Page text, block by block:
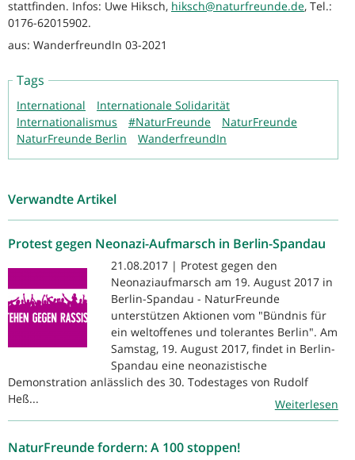
stattfinden. Infos: Uwe Hiksch, hiksch@naturfreunde.de, Tel.:
0176-62015902.
aus: WanderfreundIn 03-2021
Tags
International
Internationale Solidarität
Internationalismus
#NaturFreunde
NaturFreunde
NaturFreunde Berlin
WanderfreundIn
Verwandte Artikel
Protest gegen Neonazi-Aufmarsch in Berlin-Spandau
21.08.2017 | Protest gegen den
Neonaziaufmarsch am 19. August 2017 in
Berlin-Spandau - NaturFreunde
unterstützen Aktionen vom "Bündnis für
ein weltoffenes und tolerantes Berlin". Am
Samstag, 19. August 2017, findet in Berlin-
Spandau eine neonazistische
Demonstration anlässlich des 30. Todestages von Rudolf
Heß...
Weiterlesen
NaturFreunde fordern: A 100 stoppen!